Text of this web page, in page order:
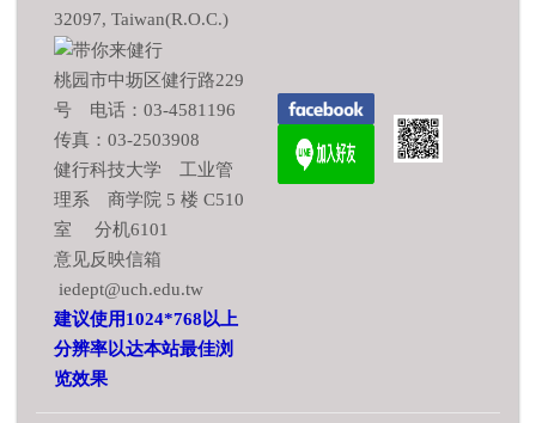
32097, Taiwan(R.O.C.)
桃园市中坜区健行路229
号 电话：03-4581196
传真：03-2503908
健行科技大学 工业管
理系 商学院 5 楼 C510
室 分机6101
意见反映信箱
iedept@uch.edu.tw
建议使用1024*768以上
分辨率以达本站最佳浏
览效果